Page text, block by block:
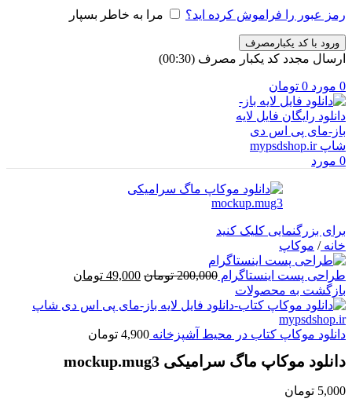
رمز عبور را فراموش کرده اید؟ مرا به خاطر بسپار
ورود با کد یکبارمصرف
ارسال مجدد کد یکبار مصرف (00:
30
)
0 مورد 0 تومان
0 مورد
برای بزرگنمایی کلیک کنید
خانه/ موکاپ
طراحی پست اینستاگرام 200,000 تومان قیمت
200,000 تومان
49,000 تومان
49,000 تومان
بازگشت به محصولات
دانلود موکاپ کتاب در محیط آشپزخانه 4,900 تومان
دانلود موکاپ ماگ سرامیکی mockup.mug3
5,000 تومان